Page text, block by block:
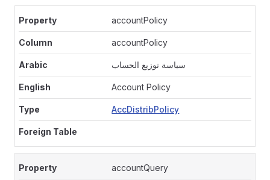
accountPolicy
accountPolicy
سياسة توزيع الحساب
Account Policy
AccDistribPolicy
accountQuery